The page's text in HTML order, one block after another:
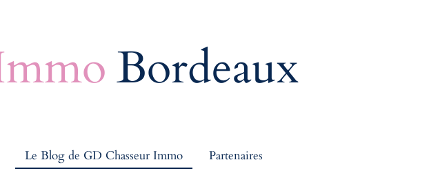
Bordeaux
Le Blog de GD Chasseur Immo
Partenaires